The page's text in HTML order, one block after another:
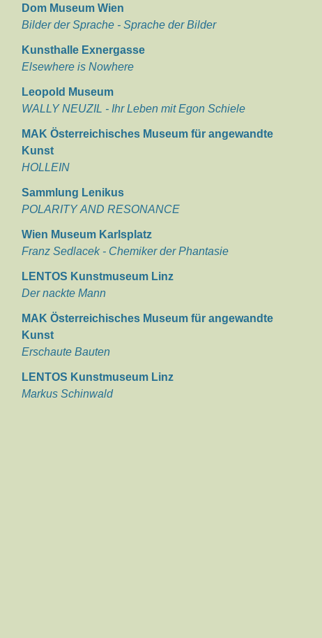
Dom Museum Wien
Bilder der Sprache - Sprache der Bilder
Kunsthalle Exnergasse
Elsewhere is Nowhere
Leopold Museum
WALLY NEUZIL - Ihr Leben mit Egon Schiele
MAK Österreichisches Museum für angewandte
Kunst
HOLLEIN
Sammlung Lenikus
POLARITY AND RESONANCE
Wien Museum Karlsplatz
Franz Sedlacek - Chemiker der Phantasie
LENTOS Kunstmuseum Linz
Der nackte Mann
MAK Österreichisches Museum für angewandte
Kunst
Erschaute Bauten
LENTOS Kunstmuseum Linz
Markus Schinwald